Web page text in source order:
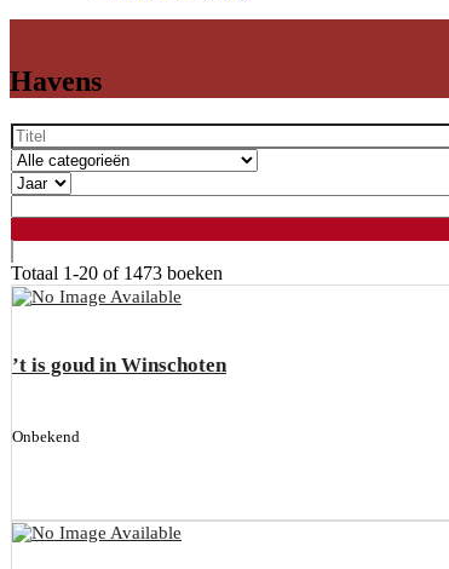
Havens
Totaal 1-20 of 1473 boeken
’t is goud in Winschoten
Onbekend